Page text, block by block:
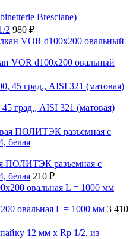
Bresciane)
2 980 ₽
VOR d100x200 овальный
град., AISI 321 (матовая)
ПОЛИТЭК разъемная с
белая 210 ₽
овальная L = 1000 мм 3 410